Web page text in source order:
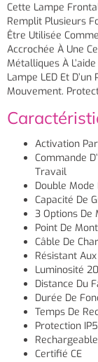
Cette Lampe
Remplit Plusieurs
Être Utilisée
Accrochée À Une
Métalliques À
Lampe LED Et
Mouvement.
Activation
Commande
Travail
Double Mode
Capacité De
3 Options De
Point De
Câble De
Résistant Aux
Luminosité
Distance Du
Durée De
Temps De
Protection
Certifié CE